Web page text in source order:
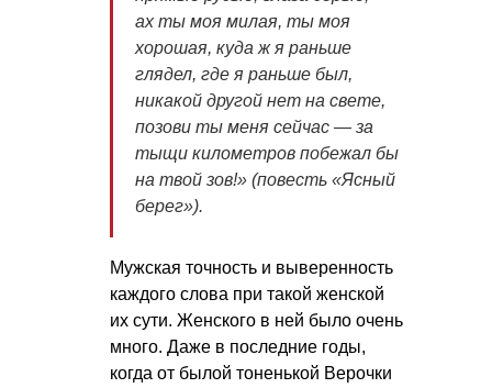
ах ты моя милая, ты моя
хорошая, куда ж я раньше
глядел, где я раньше был,
никакой другой нет на свете,
позови ты меня сейчас — за
тыщи километров побежал бы
на твой зов!» (повесть «Ясный
берег»).
Мужская точность и выверенность
каждого слова при такой женской
их сути. Женского в ней было очень
много. Даже в последние годы,
когда от былой тоненькой Верочки